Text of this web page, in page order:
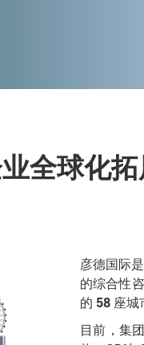
全球化
彦德国际
的综合性
的 58 座城
目前，集